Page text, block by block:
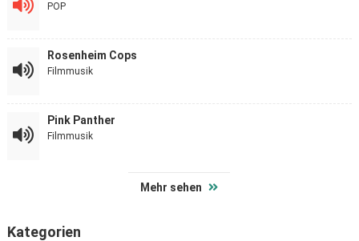
POP
Rosenheim Cops
Filmmusik
Pink Panther
Filmmusik
Mehr sehen
Kategorien